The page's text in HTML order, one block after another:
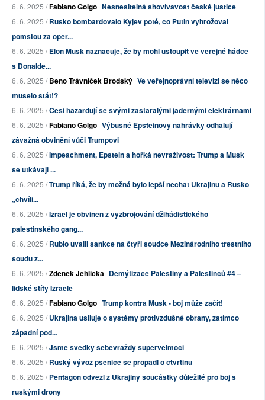
6. 6. 2025 /Fabiano Golgo Nesnesitelná shovívavost české justice
6. 6. 2025 /Rusko bombardovalo Kyjev poté, co Putin vyhrožoval
pomstou za oper...
6. 6. 2025 /Elon Musk naznačuje, že by mohl ustoupit ve veřejné hádce
s Donalde...
6. 6. 2025 /Beno Trávníček Brodský Ve veřejnoprávní televizi se něco
muselo stát!?
6. 6. 2025 /Češi hazardují se svými zastaralými jadernými elektrárnami
6. 6. 2025 /Fabiano Golgo Výbušné Epsteinovy nahrávky odhalují
závažná obvinění vůči Trumpovi
6. 6. 2025 /Impeachment, Epstein a hořká nevraživost: Trump a Musk
se utkávají ...
6. 6. 2025 /Trump říká, že by možná bylo lepší nechat Ukrajinu a Rusko
„chvíli...
6. 6. 2025 /Izrael je obviněn z vyzbrojování džihádistického
palestinského gang...
6. 6. 2025 /Rubio uvalil sankce na čtyři soudce Mezinárodního trestního
soudu z...
6. 6. 2025 /Zdeněk Jehlička Demýtizace Palestiny a Palestinců #4 –
lidské štíty Izraele
6. 6. 2025 /Fabiano Golgo Trump kontra Musk - boj může začít!
6. 6. 2025 /Ukrajina usiluje o systémy protivzdušné obrany, zatímco
západní pod...
6. 6. 2025 /Jsme svědky sebevraždy supervelmoci
6. 6. 2025 /Ruský vývoz pšenice se propadl o čtvrtinu
6. 6. 2025 /Pentagon odvezl z Ukrajiny součástky důležité pro boj s
ruskými drony